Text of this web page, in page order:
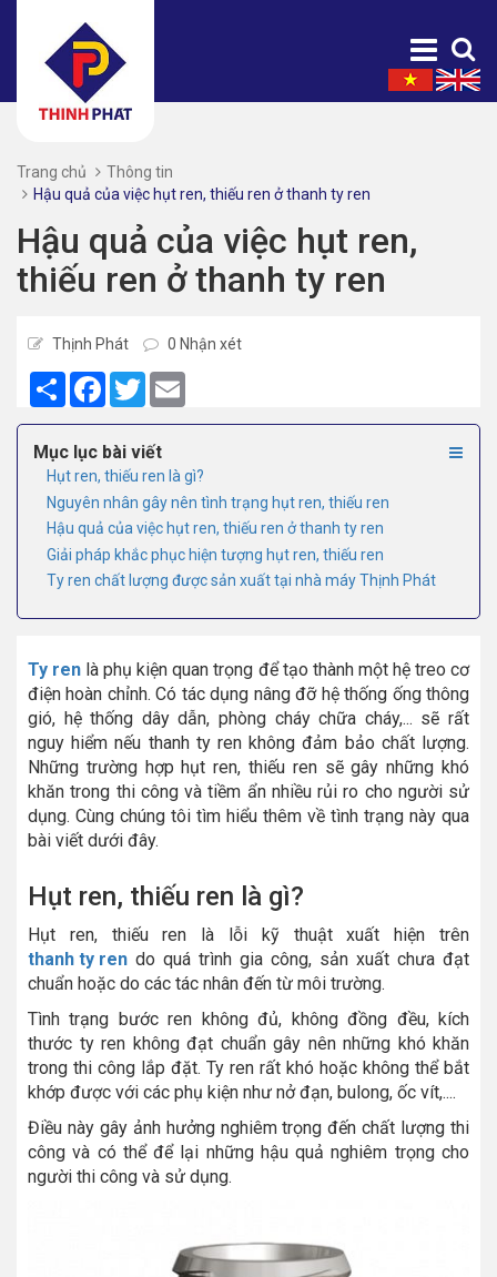
Trang chủ
Thông tin
Hậu quả của việc hụt ren, thiếu ren ở thanh ty ren
Hậu quả của việc hụt ren,
thiếu ren ở thanh ty ren
Thịnh Phát 0 Nhận xét
Share Facebook
Twitter
Mục lục bài viết
Hụt ren, thiếu ren là gì?
Nguyên nhân gây nên tình trạng hụt ren, thiếu ren
Hậu quả của việc hụt ren, thiếu ren ở thanh ty ren
Giải pháp khắc phục hiện tượng hụt ren, thiếu ren
Ty ren chất lượng được sản xuất tại nhà máy Thịnh Phát
Ty ren là phụ kiện quan trọng để tạo thành một hệ treo cơ
điện hoàn chỉnh. Có tác dụng nâng đỡ hệ thống ống thông
gió, hệ thống dây dẫn, phòng cháy chữa cháy,... sẽ rất
nguy hiểm nếu thanh ty ren không đảm bảo chất lượng.
Những trường hợp hụt ren, thiếu ren sẽ gây những khó
khăn trong thi công và tiềm ẩn nhiều rủi ro cho người sử
dụng. Cùng chúng tôi tìm hiểu thêm về tình trạng này qua
bài viết dưới đây.
Hụt ren, thiếu ren là gì?
Hụt ren, thiếu ren là lỗi kỹ thuật xuất hiện trên
thanh ty ren do quá trình gia công, sản xuất chưa đạt
chuẩn hoặc do các tác nhân đến từ môi trường.
Tình trạng bước ren không đủ, không đồng đều, kích
thước ty ren không đạt chuẩn gây nên những khó khăn
trong thi công lắp đặt. Ty ren rất khó hoặc không thể bắt
khớp được với các phụ kiện như nở đạn, bulong, ốc vít,....
Điều này gây ảnh hưởng nghiêm trọng đến chất lượng thi
công và có thể để lại những hậu quả nghiêm trọng cho
người thi công và sử dụng.